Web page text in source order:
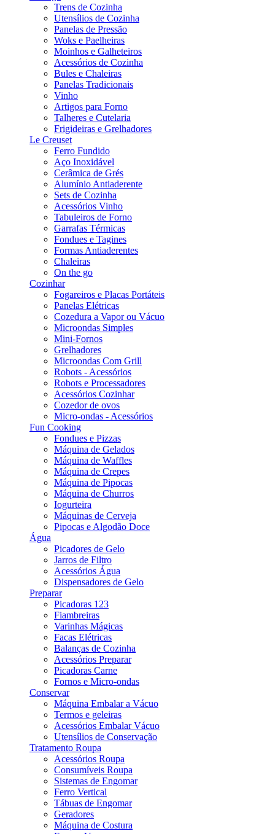
Trens de Cozinha
Utensílios de Cozinha
Panelas de Pressão
Woks e Paelheiras
Moinhos e Galheteiros
Acessórios de Cozinha
Bules e Chaleiras
Panelas Tradicionais
Vinho
Artigos para Forno
Talheres e Cutelaria
Frigideiras e Grelhadores
Le Creuset
Ferro Fundido
Aço Inoxidável
Cerâmica de Grés
Alumínio Antiaderente
Sets de Cozinha
Acessórios Vinho
Tabuleiros de Forno
Garrafas Térmicas
Fondues e Tagines
Formas Antiaderentes
Chaleiras
On the go
Cozinhar
Fogareiros e Placas Portáteis
Panelas Elétricas
Cozedura a Vapor ou Vácuo
Microondas Simples
Mini-Fornos
Grelhadores
Microondas Com Grill
Robots - Acessórios
Robots e Processadores
Acessórios Cozinhar
Cozedor de ovos
Micro-ondas - Acessórios
Fun Cooking
Fondues e Pizzas
Máquina de Gelados
Máquina de Waffles
Máquina de Crepes
Máquina de Pipocas
Máquina de Churros
Iogurteira
Máquinas de Cerveja
Pipocas e Algodão Doce
Água
Picadores de Gelo
Jarros de Filtro
Acessórios Água
Dispensadores de Gelo
Preparar
Picadoras 123
Fiambreiras
Varinhas Mágicas
Facas Elétricas
Balanças de Cozinha
Acessórios Preparar
Picadoras Carne
Fornos e Micro-ondas
Conservar
Máquina Embalar a Vácuo
Termos e geleiras
Acessórios Embalar Vácuo
Utensílios de Conservação
Tratamento Roupa
Acessórios Roupa
Consumíveis Roupa
Sistemas de Engomar
Ferro Vertical
Tábuas de Engomar
Geradores
Máquina de Costura